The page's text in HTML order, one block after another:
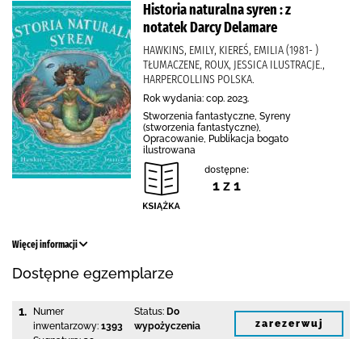
Historia naturalna syren : z
notatek Darcy Delamare
HAWKINS, EMILY, KIEREŚ, EMILIA (1981- )
TŁUMACZENE, ROUX, JESSICA ILUSTRACJE.,
HARPERCOLLINS POLSKA.
Rok wydania: cop. 2023.
Stworzenia fantastyczne, Syreny
(stworzenia fantastyczne),
Opracowanie, Publikacja bogato
ilustrowana
dostępne:
1 z 1
Więcej informacji
Dostępne egzemplarze
1.
Numer
inwentarzowy: 1393
Status: Do
wypożyczenia
zarezerwuj